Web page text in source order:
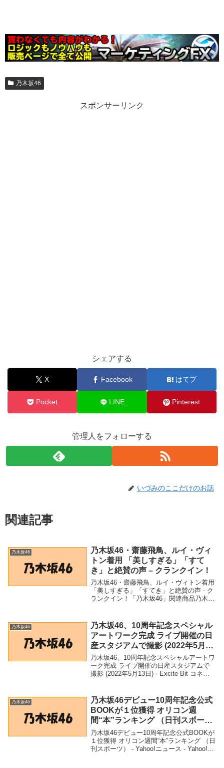
乃木坂46
スポンサーリンク
シェアする
X Facebook はてブ
Pocket LINE Pinterest
管理人をフォローする
いづみのここだけのお話
関連記事
乃木坂46
乃木坂46・齋藤飛鳥、ルイ・ヴィ
トン着用 「美しすぎる」「すて
き」と絶賛の声 – クランクイン！
乃木坂46・齋藤飛鳥、ルイ・ヴィトン着用
「美しすぎる」「すてき」と絶賛の声 - ク
ランクイン！「乃木坂46」関連商品乃木坂
クイン！ 乃木坂46・齋藤飛鳥、ル...
乃木坂46
乃木坂46、10周年記念スペシャル
アートワーク完成 ライブ開催の日
産スタジアムで撮影 (2022年5月13
日) – Excite Bit コネタ
乃木坂46、10周年記念スペシャルアートワ
ーク完成 ライブ開催の日産スタジアムで
撮影 (2022年5月13日) - Excite Bit コネタ
催の日産スタジ...
乃木坂46
乃木坂46デビュー10周年記念公式
BOOKが１位獲得 オリコン週
間“本”ランキング （日刊スポー
ツ） – Yahoo!ニュース – Yahoo!
ニュース
乃木坂46デビュー10周年記念公式BOOKが
１位獲得 オリコン週間“本”ランキング （日
刊スポーツ） - Yahoo!ニュース - Yahoo!ニ